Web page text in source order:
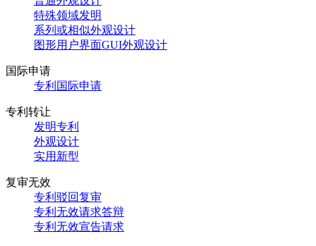
特殊领域发明
系列或相似外观设计
图形用户界面GUI外观设计
国际申请
专利国际申请
专利转让
发明专利
外观设计
实用新型
复审无效
专利驳回复审
专利无效请求答辩
专利无效宣告请求